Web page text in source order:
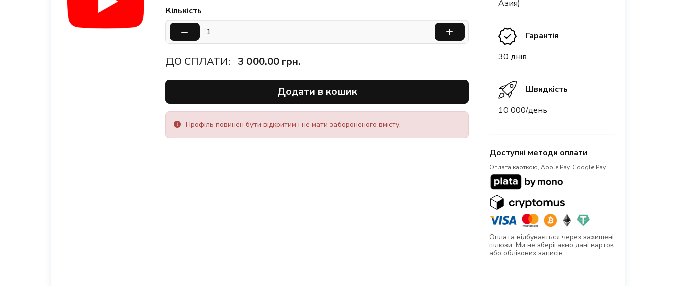
Кількість
ДО СПЛАТИ: 3 000.00грн.
Додати в кошик
Профіль повинен бути відкритим і не мати забороненого вмісту.
Азия)
Гарантія
30 днів.
Швидкість
10 000/день
Доступні методи оплати
Оплата карткою, Apple Pay, Google Pay
Оплата відбувається через захищені
шлюзи. Ми не зберігаємо дані карток
або облікових записів.